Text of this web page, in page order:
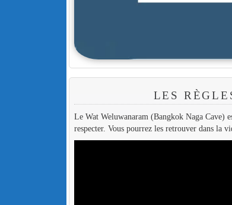
LES
Le Wat Weluwanaram (Bangkok Naga Cave)
respecter. Vous pourrez les retrouver dans la